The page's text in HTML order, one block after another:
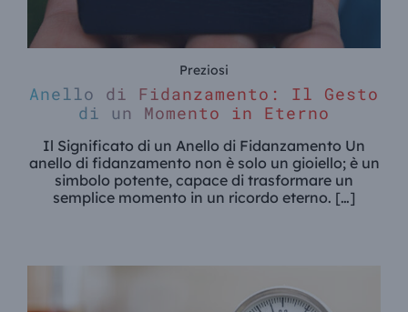
Preziosi
Anello di Fidanzamento: Il Gesto
di un Momento in Eterno
Il Significato di un Anello di Fidanzamento Un
anello di fidanzamento non è solo un gioiello; è un
simbolo potente, capace di trasformare un
semplice momento in un ricordo eterno. […]